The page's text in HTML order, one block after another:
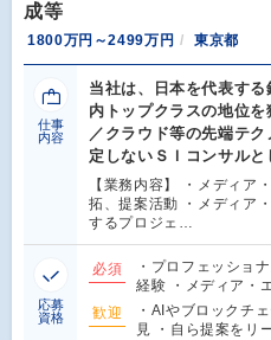
成等
1800万円～2499万円 東京都
仕事
内容
当社は、日本を代表す
内トップクラスの地位
／クラウド等の先端テ
定しないＳＩコンサルと
【業務内容】 ・メディア
拓、提案活動 ・メディア
するプロジェ…
応募
資格
必須
・プロフェッショ
経験 ・メディア・
歓迎
・AIやブロックチ
見 ・自ら提案をリ